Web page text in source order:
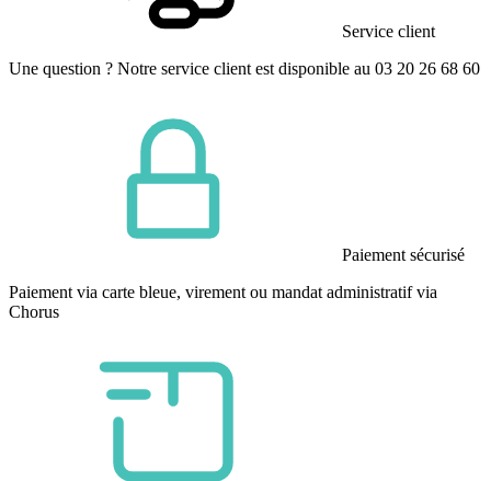
Service client
Une question ? Notre service client est disponible au 03 20 26 68 60
Paiement sécurisé
Paiement via carte bleue, virement ou mandat administratif via
Chorus